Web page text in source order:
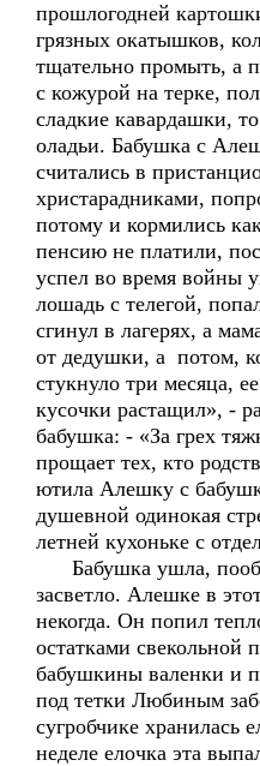
прошлогодней
грязных окатышков,
тщательно промыть, а
с кожурой на терке,
сладкие кавардашки,
оладьи. Бабушка с
считались в
христарадниками,
потому и кормились
пенсию не платили,
успел во время войны
лошадь с телегой,
сгинул в лагерях, а
от дедушки, а потом,
стукнуло три месяца,
кусочки растащил», -
бабушка: - «За грех
прощает тех, кто
ютила Алешку с
душевной одинокая
летней кухоньке с
Бабушка ушла,
засветло. Алешке в
некогда. Он попил
остатками свекольной
бабушкины валенки и
под тетки Любиным
сугробчике хранилась
неделе елочка эта